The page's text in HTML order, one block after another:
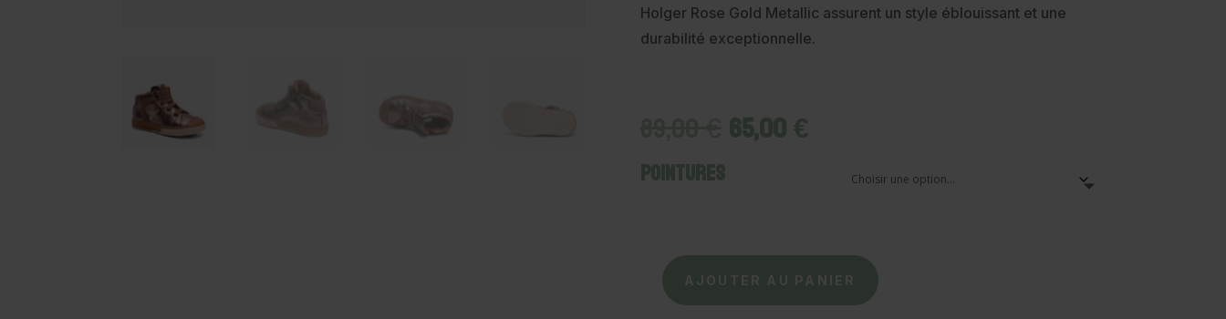
Holger Rose Gold Metallic assurent un style éblouissant et une
durabilité exceptionnelle.
Le
prix
65,00€
actuel
est :
Pointures
quantitéAJOUTER AU PANIER